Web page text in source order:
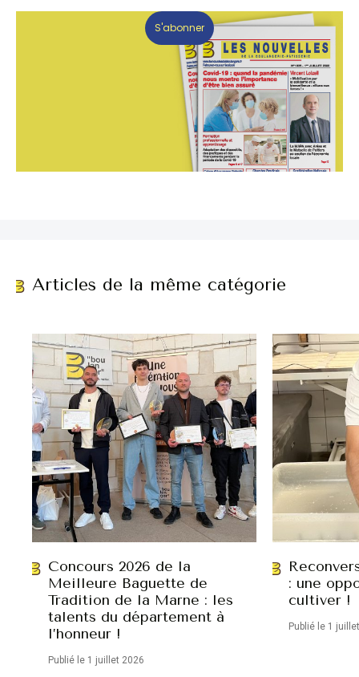
S'abonner
Articles de la même catégorie
Concours 2026 de la
Meilleure Baguette de
Tradition de la Marne : les
talents du département à
l’honneur !
Publié le 1 juillet 2026
: une
cultiver !
Publié le 1